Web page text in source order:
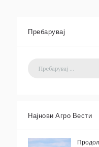
Пребарувај
Најнови Агро Вести